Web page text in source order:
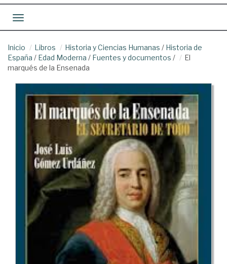
Toggle navigation
Inicio Libros Historia y Ciencias Humanas / Historia de
España / Edad Moderna / Fuentes y documentos /
El
marqués de la Ensenada